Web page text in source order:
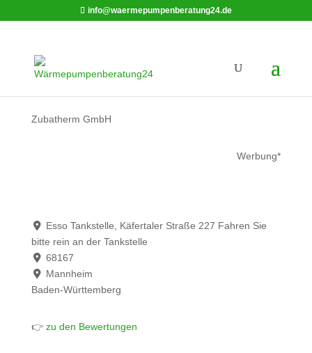
info@waermepumpenberatung24.de
Zubatherm GmbH
Werbung*
Esso Tankstelle, Käfertaler Straße 227 Fahren Sie
bitte rein an der Tankstelle
68167
Mannheim
Baden-Württemberg
👉zu den Bewertungen